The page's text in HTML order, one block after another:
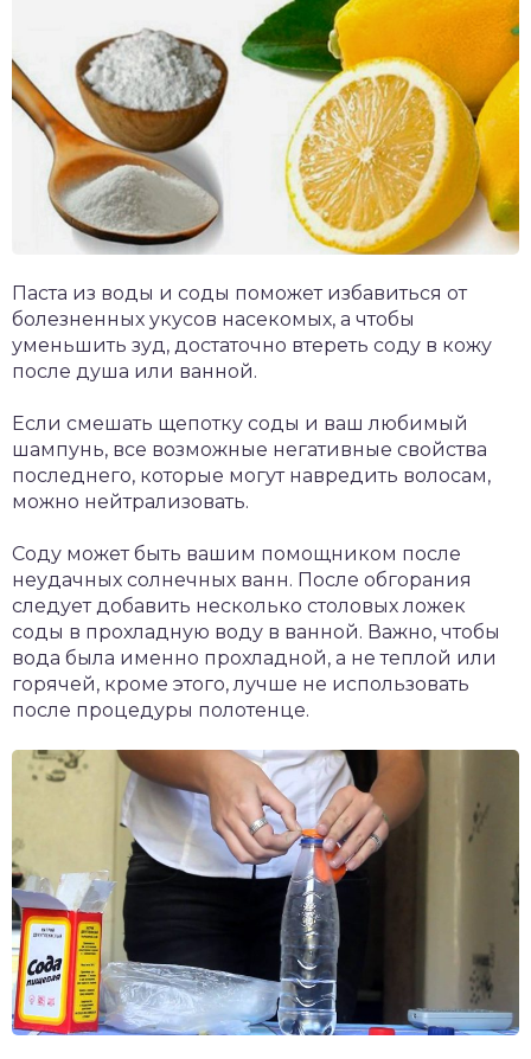
Паста из воды и соды поможет избавиться от
болезненных укусов насекомых, а чтобы
уменьшить зуд, достаточно втереть соду в кожу
после душа или ванной.
Если смешать щепотку соды и ваш любимый
шампунь, все возможные негативные свойства
последнего, которые могут навредить волосам,
можно нейтрализовать.
Соду может быть вашим помощником после
неудачных солнечных ванн. После обгорания
следует добавить несколько столовых ложек
соды в прохладную воду в ванной. Важно, чтобы
вода была именно прохладной, а не теплой или
горячей, кроме этого, лучше не использовать
после процедуры полотенце.